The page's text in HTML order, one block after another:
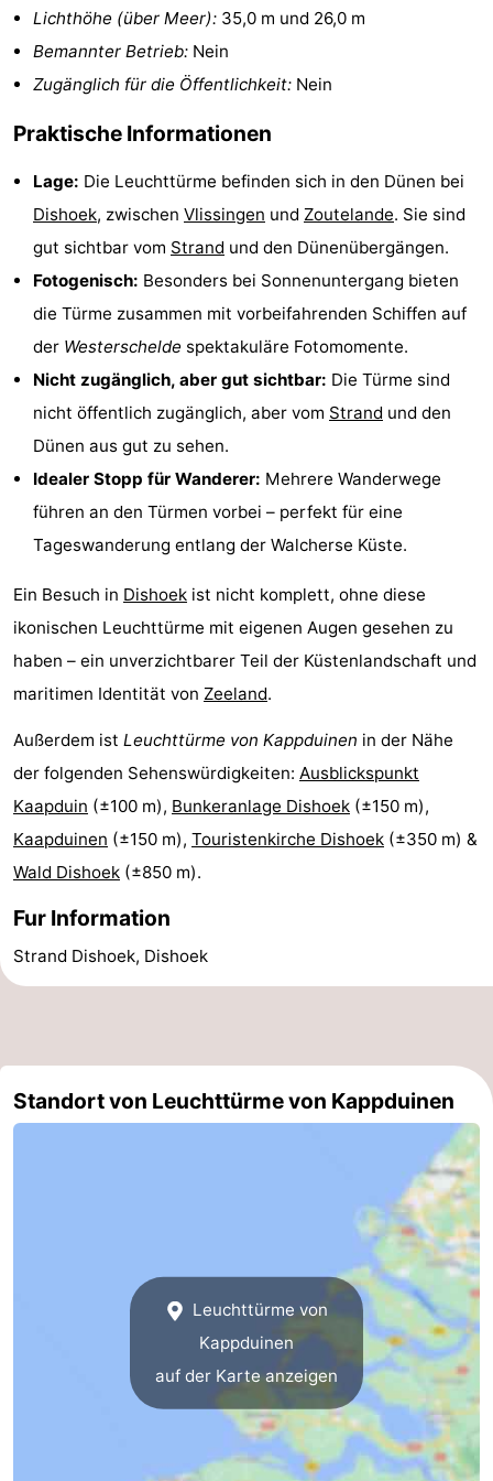
Sportangeln
Essen
und
trinken
Veranstaltungen
-
Actief
Praktisch
Route
Parken
Reisebuchshop
Zeeland
Duiveland
-
Renesse
-
Brouwershaven
-
Bruinisse
-
Zierikzee
-
Natur
-
Kop
-
Lichthöhe (über Meer): 35,0 m und 26,0 m
Bemannter Betrieb: Nein
Zugänglich für die Öffentlichkeit: Nein
Praktische Informationen
Lage: Die Leuchttürme befinden sich in den Dünen bei
Dishoek, zwischen Vlissingen und Zoutelande. Sie sind
gut sichtbar vom Strand und den Dünenübergängen.
Fotogenisch: Besonders bei Sonnenuntergang bieten
die Türme zusammen mit vorbeifahrenden Schiffen auf
der Westerschelde spektakuläre Fotomomente.
Nicht zugänglich, aber gut sichtbar: Die Türme sind
nicht öffentlich zugänglich, aber vom Strand und den
Dünen aus gut zu sehen.
Idealer Stopp für Wanderer: Mehrere Wanderwege
führen an den Türmen vorbei – perfekt für eine
Tageswanderung entlang der Walcherse Küste.
Ein Besuch in Dishoek ist nicht komplett, ohne diese
ikonischen Leuchttürme mit eigenen Augen gesehen zu
haben – ein unverzichtbarer Teil der Küstenlandschaft und
maritimen Identität von Zeeland.
Außerdem ist Leuchttürme von Kappduinen in der Nähe
der folgenden Sehenswürdigkeiten: Ausblickspunkt
Kaapduin (±100 m), Bunkeranlage Dishoek (±150 m),
Kaapduinen (±150 m), Touristenkirche Dishoek (±350 m) &
Wald Dishoek (±850 m).
Fur Information
Strand Dishoek, Dishoek
Standort von Leuchttürme von Kappduinen
Leuchttürme von
Kappduinen
auf der Karte anzeigen